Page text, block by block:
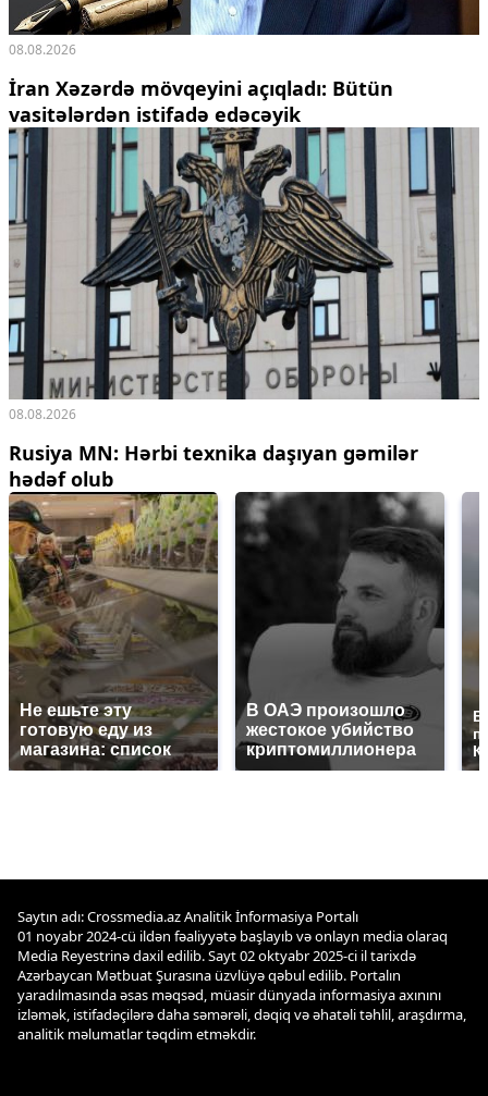
08.08.2026
İran Xəzərdə mövqeyini açıqladı: Bütün
vasitələrdən istifadə edəcəyik
08.08.2026
Rusiya MN: Hərbi texnika daşıyan gəmilər
hədəf olub
Не ешьте эту
готовую еду из
магазина: список
В ОАЭ произошло
жестокое убийство
криптомиллионера
Saytın adı: Crossmedia.az Analitik İnformasiya Portalı
01 noyabr 2024-cü ildən fəaliyyətə başlayıb və onlayn media olaraq
Media Reyestrinə daxil edilib. Sayt 02 oktyabr 2025-ci il tarixdə
Azərbaycan Mətbuat Şurasına üzvlüyə qəbul edilib. Portalın
yaradılmasında əsas məqsəd, müasir dünyada informasiya axınını
izləmək, istifadəçilərə daha səmərəli, dəqiq və əhatəli təhlil, araşdırma,
analitik məlumatlar təqdim etməkdir.